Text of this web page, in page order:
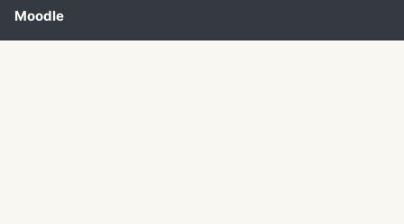
Moodle